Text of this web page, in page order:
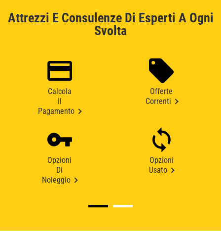
Attrezzi E Consulenze Di Esperti A Ogni
Svolta
Calcola
Pagamento
Offerte
Correnti
Opzioni
Di
Noleggio
Opzioni
Usato